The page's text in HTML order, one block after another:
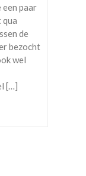
een paar
de
bezocht
wel
[…]